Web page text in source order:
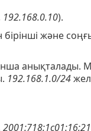
192.168.0.10).
және
анықталады.
192.168.1.0/24